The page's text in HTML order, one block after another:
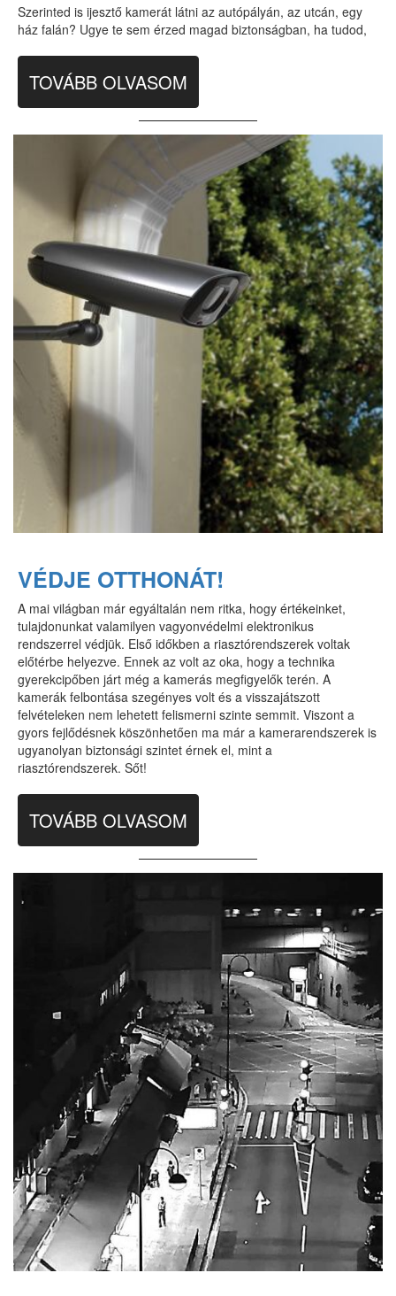
Szerinted is ijesztő kamerát látni az autópályán, az utcán, egy
ház falán? Ugye te sem érzed magad biztonságban, ha tudod,
TOVÁBB OLVASOM
VÉDJE OTTHONÁT!
A mai világban már egyáltalán nem ritka, hogy értékeinket,
tulajdonunkat valamilyen vagyonvédelmi elektronikus
rendszerrel védjük. Első időkben a riasztórendszerek voltak
előtérbe helyezve. Ennek az volt az oka, hogy a technika
gyerekcipőben járt még a kamerás megfigyelők terén. A
kamerák felbontása szegényes volt és a visszajátszott
felvételeken nem lehetett felismerni szinte semmit. Viszont a
gyors fejlődésnek köszönhetően ma már a kamerarendszerek is
ugyanolyan biztonsági szintet érnek el, mint a
riasztórendszerek. Sőt!
TOVÁBB OLVASOM